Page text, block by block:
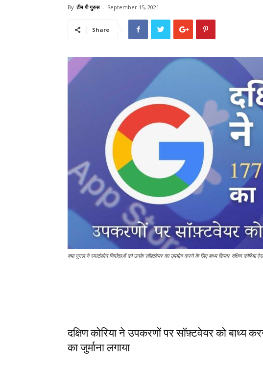
By टीम पी गुरुस - September 15, 2021
Share
क्या गूगल ने स्मार्टफ़ोन निर्माताओं को उनके सॉफ़्टवेयर का उपयोग करने के लिए बाध्य किया? दक्षिण कोरिया
दक्षिण कोरिया ने उपकरणों पर सॉफ़्टवेयर को बाध्य
का जुर्माना लगाया